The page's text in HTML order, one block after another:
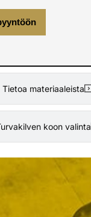
Tietoa materiaaleista
koon valinta